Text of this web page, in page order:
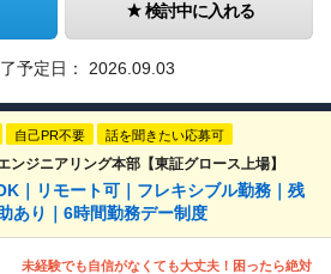
検討中に入れる
予定日： 2026.09.03
自己PR不要 話を聞きたい応募可
ジニアリング本部【東証グロース上場】
｜リモート可｜フレキシブル勤務｜残
あり｜6時間勤務デー制度
未経験でも自信がなくても大丈夫！困ったら絶対